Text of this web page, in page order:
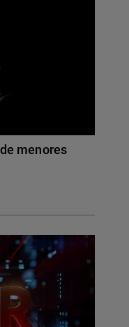
menores